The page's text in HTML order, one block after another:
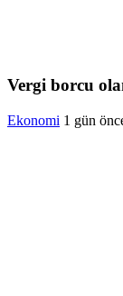
Vergi borcu
Ekonomi 1 gün